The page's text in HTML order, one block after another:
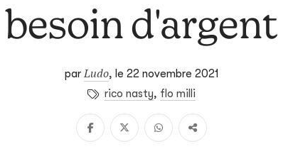
besoin d'argent
parLudo, le 22 novembre 2021
rico nasty, flo milli